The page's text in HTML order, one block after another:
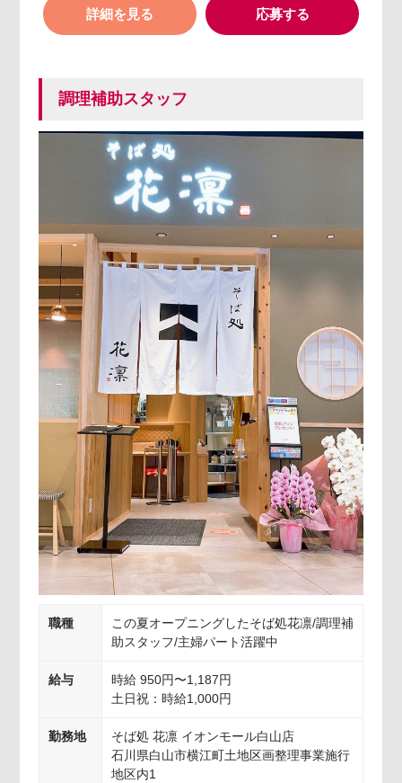
詳細を見る 応募する
調理補助スタッフ
職種
この夏オープニングしたそば処花凛/調理補
助スタッフ/主婦パート活躍中
給与
時給 950円〜1,187円
土日祝：時給1,000円
勤務地
そば処 花凛 イオンモール白山店
石川県白山市横江町土地区画整理事業施行
地区内1